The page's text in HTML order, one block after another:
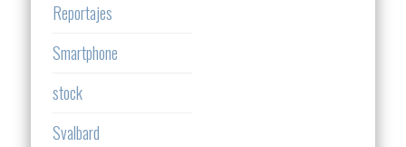
Reportajes
Smartphone
stock
Svalbard